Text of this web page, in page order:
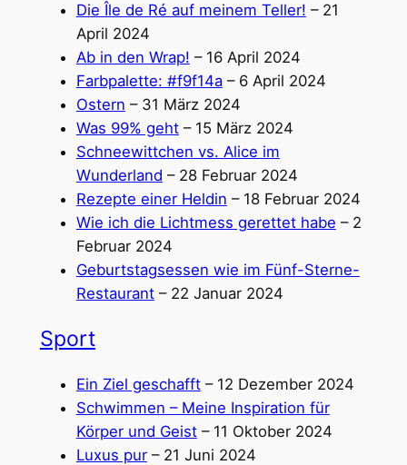
Die Île de Ré auf meinem Teller! – 21
April 2024
Ab in den Wrap! – 16 April 2024
Farbpalette: #f9f14a– 6 April 2024
Ostern – 31 März 2024
Was 99% geht– 15 März 2024
Schneewittchen vs. Alice im
Wunderland – 28 Februar 2024
Rezepte einer Heldin – 18 Februar 2024
Wie ich die Lichtmess gerettet habe – 2
Februar 2024
Geburtstagsessen wie im Fünf-Sterne-
Restaurant– 22 Januar 2024
Sport
Ein Ziel geschafft– 12 Dezember 2024
Schwimmen – Meine Inspiration für
Körper und Geist– 11 Oktober 2024
Luxus pur– 21 Juni 2024